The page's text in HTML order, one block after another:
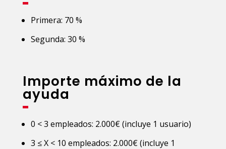
Primera: 70 %
Segunda: 30 %
Importe máximo de la
ayuda
0 < 3 empleados: 2.000€ (incluye 1 usuario)
3 ≤ X < 10 empleados: 2.000€ (incluye 1